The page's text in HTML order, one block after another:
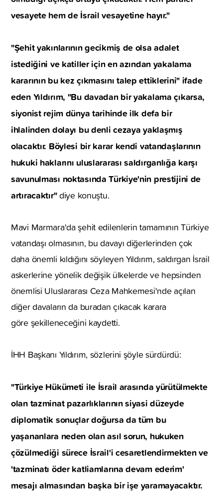
vesayete hem de İsrail vesayetine hayır."
"Şehit yakınlarının gecikmiş de olsa adalet
istediğini ve katiller için en azından yakalama
kararının bu kez çıkmasını talep ettiklerini" ifade
eden Yıldırım, "Bu davadan bir yakalama çıkarsa,
siyonist rejim dünya tarihinde ilk defa bir
ihlalinden dolayı bu denli cezaya yaklaşmış
olacaktır. Böylesi bir karar kendi vatandaşlarının
hukuki haklarını uluslararası saldırganlığa karşı
savunulması noktasında Türkiye'nin prestijini de
artıracaktır"diye konuştu.
Mavi Marmara'da şehit edilenlerin tamamının Türkiye
vatandaşı olmasının, bu davayı diğerlerinden çok
daha önemli kıldığını söyleyen Yıldırım, saldırgan İsrail
askerlerine yönelik değişik ülkelerde ve hepsinden
önemlisi Uluslararası Ceza Mahkemesi'nde açılan
diğer davaların da buradan çıkacak karara
göre şekilleneceğini kaydetti.
İHH Başkanı Yıldırım, sözlerini şöyle sürdürdü:
"Türkiye Hükümeti ile İsrail arasında yürütülmekte
olan tazminat pazarlıklarının siyasi düzeyde
diplomatik sonuçlar doğursa da tüm bu
yaşananlara neden olan asıl sorun, hukuken
çözülmediği sürece İsrail'i cesaretlendirmekten ve
'tazminatı öder katliamlarına devam ederim'
mesajı almasından başka bir işe yaramayacaktır.